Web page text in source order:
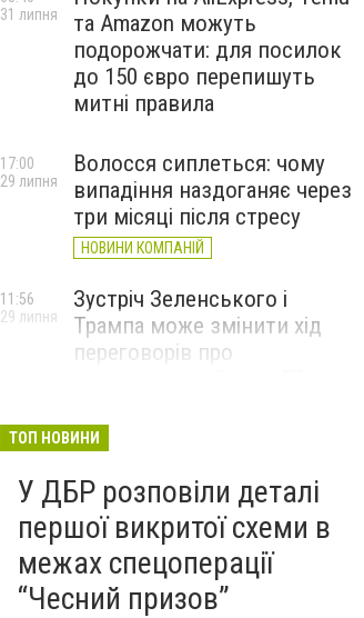
та Amazon можуть
подорожчати: для посилок
до 150 євро перепишуть
митні правила
31 липня
Волосся сиплеться: чому
випадіння наздоганяє через
три місяці після стресу
НОВИНИ КОМПАНІЙ
17:00
29 липня
Зустріч Зеленського і
Трампа може змінити хід
переговорів про
11:56
29 липня
ТОП НОВИНИ
У ДБР розповіли деталі
першої викритої схеми в
межах спецоперації
“Чесний призов”